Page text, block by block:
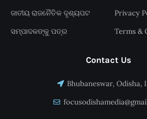
ଜାତୀୟ ରାଜନୈତିକ ଦୃଶ୍ୟପଟ
ସମ୍ପାଦକଙ୍କୁ ପତ୍ର
Privacy
Terms &
Contact Us
Bhubaneswar, Odisha,